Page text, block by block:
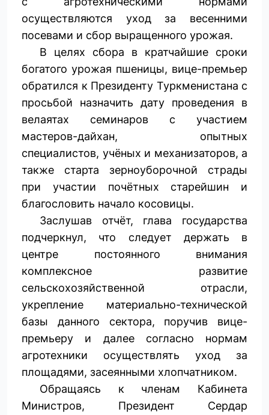
осуществляются уход за весенними
посевами и сбор выращенного урожая.
В целях сбора в кратчайшие сроки
богатого урожая пшеницы, вице-премьер
обратился к Президенту Туркменистана с
просьбой назначить дату проведения в
велаятах семинаров с участием
мастеров-дайхан, опытных
специалистов, учёных и механизаторов, а
также старта зерноуборочной страды
при участии почётных старейшин и
благословить начало косовицы.
Заслушав отчёт, глава государства
подчеркнул, что следует держать в
центре постоянного внимания
комплексное развитие
сельскохозяйственной отрасли,
укрепление материально-технической
базы данного сектора, поручив вице-
премьеру и далее согласно нормам
агротехники осуществлять уход за
площадями, засеянными хлопчатником.
Обращаясь к членам Кабинета
Министров, Президент Сердар